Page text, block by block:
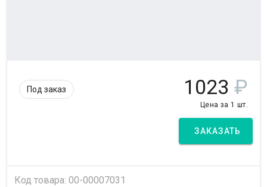
Под заказ 1023 ₽
Цена за 1 шт.
ЗАКАЗАТЬ
Код товара: 00-00007031